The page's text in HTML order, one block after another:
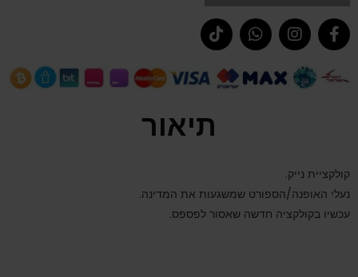
תיאור
קולקציית נייק.
נעלי האופנה/הספורט שמשגעות את המדינה.
עכשיו בקולקציה חדשה שאסור לפספס.